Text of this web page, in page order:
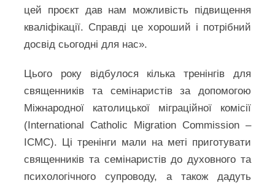
цей проєкт дав нам можливість підвищення
кваліфікації. Справді це хороший і потрібний
досвід сьогодні для нас».
Цього року відбулося кілька тренінгів для
священників та семінаристів за допомогою
Міжнародної католицької міграційної комісії
(International Catholic Migration Commission –
ICMC). Ці тренінги мали на меті приготувати
священників та семінаристів до духовного та
психологічного супроводу, а також дадуть